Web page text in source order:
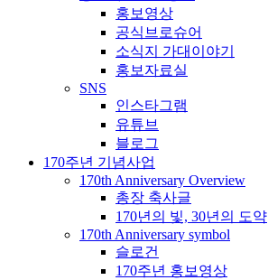
홍보영상
공식브로슈어
소식지 가대이야기
홍보자료실
SNS
인스타그램
유튜브
블로그
170주년 기념사업
170th Anniversary Overview
총장 축사글
170년의 빛, 30년의 도약
170th Anniversary symbol
슬로건
170주년 홍보영상